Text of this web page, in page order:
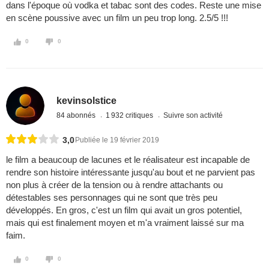
dans l'époque où vodka et tabac sont des codes. Reste une mise
en scène poussive avec un film un peu trop long. 2.5/5 !!!
0 0
kevinsolstice
84 abonnés 1 932 critiques Suivre son activité
3,0 Publiée le 19 février 2019
le film a beaucoup de lacunes et le réalisateur est incapable de
rendre son histoire intéressante jusqu'au bout et ne parvient pas
non plus à créer de la tension ou à rendre attachants ou
détestables ses personnages qui ne sont que très peu
développés. En gros, c'est un film qui avait un gros potentiel,
mais qui est finalement moyen et m'a vraiment laissé sur ma
faim.
0 0